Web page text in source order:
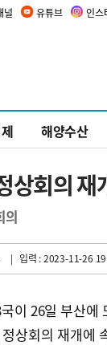
널 유튜브 인스
해양수산
상회의 재
의
| 입력 : 2023-11-26
이 26일 부산에
상회의 재개에